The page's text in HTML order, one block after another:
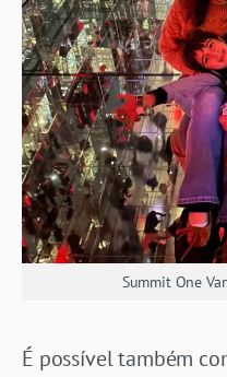
Summit One
É possível também